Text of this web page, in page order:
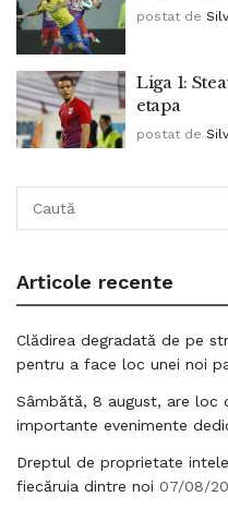
postat de
Liga 1:
etapa
postat de
Articole recente
Clădirea degradată de pe
pentru a face loc unei noi
Sâmbătă, 8 august, are loc
importante evenimente
Dreptul de proprietate
fiecăruia dintre noi 07/08/